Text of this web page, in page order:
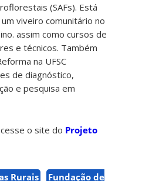
(SAFs). Está
viveiro comunitário no
assim como cursos de
e técnicos. Também
na UFSC
de diagnóstico,
e pesquisa em
o site do Projeto
Rurais
Fundação de